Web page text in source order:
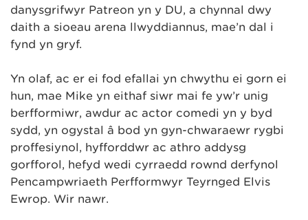
danysgrifwyr Patreon yn y DU, a chynnal dwy
daith a sioeau arena llwyddiannus, mae’n dal i
fynd yn gryf.
Yn olaf, ac er ei fod efallai yn chwythu ei gorn ei
hun, mae Mike yn eithaf siŵr mai fe yw’r unig
berfformiwr, awdur ac actor comedi yn y byd
sydd, yn ogystal â bod yn gyn-chwaraewr rygbi
proffesiynol, hyfforddwr ac athro addysg
gorfforol, hefyd wedi cyrraedd rownd derfynol
Pencampwriaeth Perfformwyr Teyrnged Elvis
Ewrop. Wir nawr.